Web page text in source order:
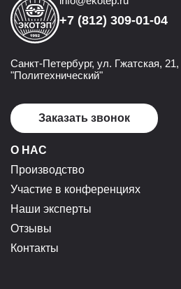
+7 (812) 309-01-04
Санкт-Петербург, ул. Гжатская,
"Политехнический"
Заказать звонок
О НАС
Производство
Участие в конференциях
Наши эксперты
Отзывы
Контакты